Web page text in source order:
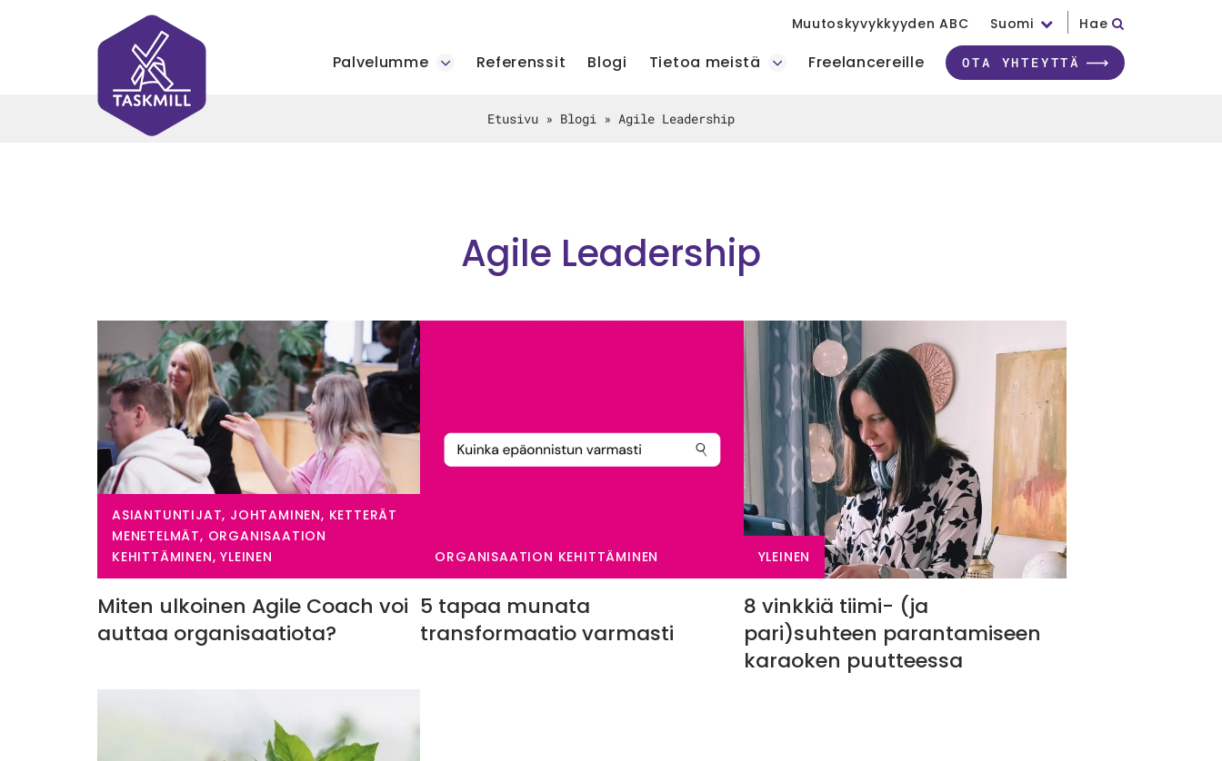
Muutoskyvykkyyden ABC Suomi Hae
Palvelumme Referenssit Blogi Tietoa meistä Freelancereille OTA YHTEYTTÄ
Etusivu» Blogi» Agile Leadership
Agile Leadership
ASIANTUNTIJAT, JOHTAMINEN, KETTERÄT
MENETELMÄT, ORGANISAATION
KEHITTÄMINEN, YLEINEN
Miten ulkoinen Agile Coach voi
auttaa organisaatiota?
ORGANISAATION KEHITTÄMINEN
5 tapaa munata
transformaatio varmasti
YLEINEN
8 vinkkiä tiimi- (ja
pari)suhteen parantamiseen
karaoken puutteessa